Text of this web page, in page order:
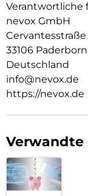
Verantwortliche
nevox GmbH
Cervantesstraße
33106 Paderborn
Deutschland
info@nevox.de
https://nevox.de
Verwandte